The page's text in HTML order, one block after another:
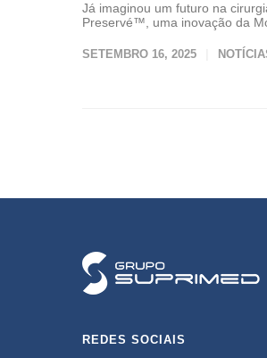
Já imaginou um futuro na
Preservé™️, uma inovação da
SETEMBRO 16, 2025
REDES SOCIAIS